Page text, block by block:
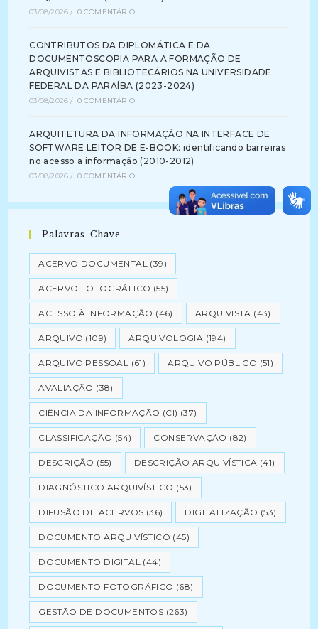
03/08/2026 / 0 COMENTÁRIO
CONTRIBUTOS DA DIPLOMÁTICA E DA
DOCUMENTOSCOPIA PARA A FORMAÇÃO DE
ARQUIVISTAS E BIBLIOTECÁRIOS NA UNIVERSIDADE
FEDERAL DA PARAÍBA (2023-2024)
03/08/2026 / 0 COMENTÁRIO
ARQUITETURA DA INFORMAÇÃO NA INTERFACE DE
SOFTWARE LEITOR DE E-BOOK: identificando barreiras
no acesso a informação (2010-2012)
03/08/2026 / 0 COMENTÁRIO
Palavras-Chave
ACERVO DOCUMENTAL (39)
ACERVO FOTOGRÁFICO (55)
ACESSO À INFORMAÇÃO (46) ARQUIVISTA (43)
ARQUIVO (109) ARQUIVOLOGIA (194)
ARQUIVO PESSOAL (61) ARQUIVO PÚBLICO (51)
AVALIAÇÃO (38)
CIÊNCIA DA INFORMAÇÃO (CI) (37)
CLASSIFICAÇÃO (54) CONSERVAÇÃO (82)
DESCRIÇÃO (55) DESCRIÇÃO ARQUIVÍSTICA (41)
DIAGNÓSTICO ARQUIVÍSTICO (53)
DIFUSÃO DE ACERVOS (36) DIGITALIZAÇÃO (53)
DOCUMENTO ARQUIVÍSTICO (45)
DOCUMENTO DIGITAL (44)
DOCUMENTO FOTOGRÁFICO (68)
GESTÃO DE DOCUMENTOS (263)